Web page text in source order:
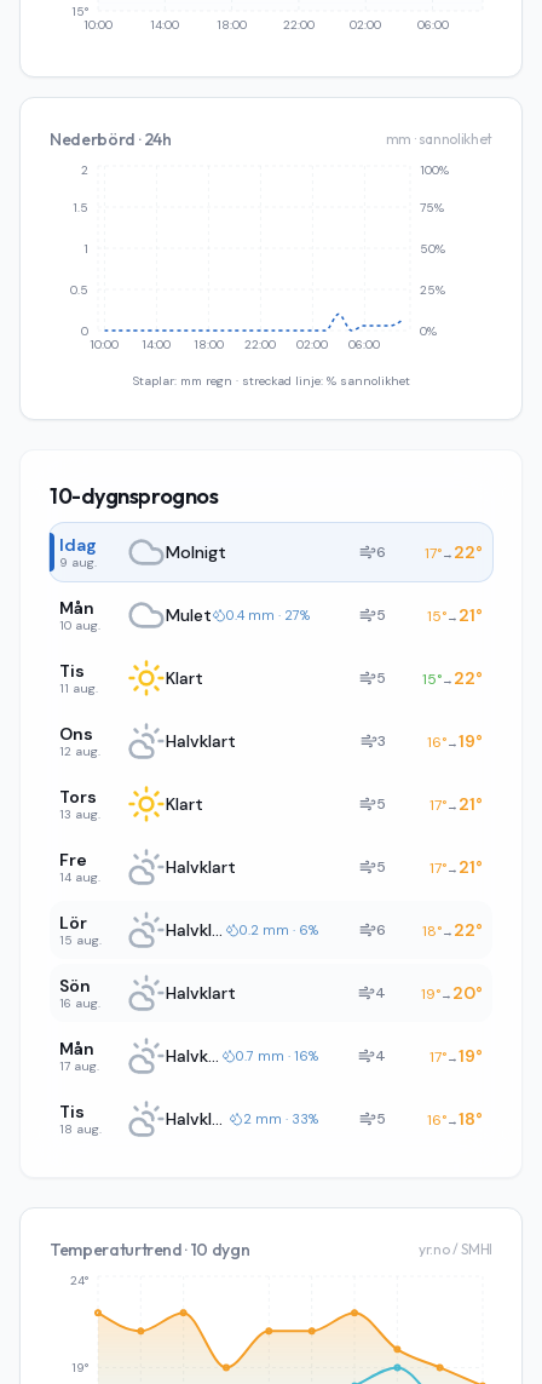
10:00 14:00 18:00 22:00 02:00 06:00
15°
Nederbörd · 24h mm · sannolikhet
10:00 14:00 18:00 22:00 02:00 06:00
0
0.5
1
1.5
2
0%
25%
50%
75%
100%
Staplar: mm regn · streckad linje: % sannolikhet
10-dygnsprognos
Idag
9 aug. Molnigt 6 17°→ 22°
Mån
10 aug. Mulet 0.4 mm · 27% 5 15°→ 21°
Tis
11 aug. Klart 5 15°→ 22°
Ons
12 aug. Halvklart 3 16°→19°
Tors
13 aug. Klart 5 17°→ 21°
Fre
14 aug. Halvklart 5 17°→ 21°
Lör
15 aug. Halvklart 0.2 mm · 6% 6 18°→ 22°
Sön
16 aug. Halvklart 4 19°→ 20°
Mån
17 aug. Halvklart 0.7 mm · 16% 4 17°→19°
Tis
18 aug. Halvklart 2 mm · 33% 5 16°→18°
Temperaturtrend · 10 dygn yr.no / SMHI
19°
24°